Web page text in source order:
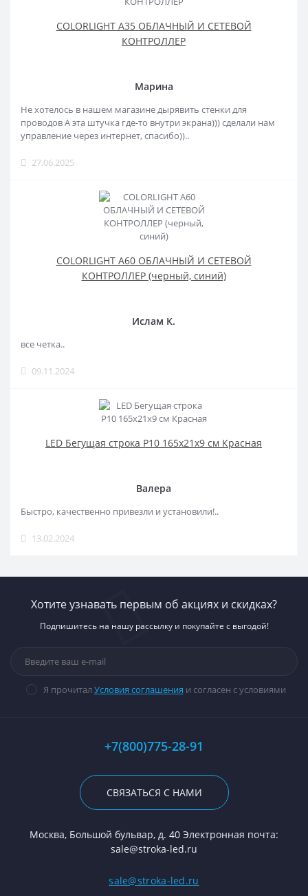
COLORLIGHT A35 ОБЛАЧНЫЙ И СЕТЕВОЙ
КОНТРОЛЛЕР
Марина
Не хотелось в нашем магазине дырявить стенки для
проводов А эта штучка где-то внутри экрана))) сделали нам
управление через интернет, спасибо))..
27.06.2025
COLORLIGHT A60 ОБЛАЧНЫЙ И СЕТЕВОЙ
КОНТРОЛЛЕР (черный, синий)
Ислам К.
все четка..
09.11.2024
LED Бегущая строка Р10 165x21x9 см Красная
Валера
Быстро, качественно привезли и установили!..
13.02.2024
Хотите узнавать первым об акциях и скидках?
Подпишитесь на нашу рассылку и покупайте с выгодой!
Я прочитал Условия соглашения и согласен с условиями
+7(800)775-28-91
СВЯЗАТЬСЯ С НАМИ
Москва, Большой бульвар, д. 40 Электронная почта:
sale@stroka-led.ru
sale@stroka-led.ru